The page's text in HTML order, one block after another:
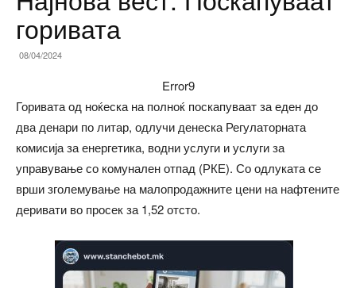
горивата
08/04/2024
Error9
Горивата од ноќеска на полноќ поскапуваат за еден до
два денари по литар, одлучи денеска Регулаторната
комисија за енергетика, водни услуги и услуги за
управување со комунален отпад (РКЕ). Со одлуката се
врши зголемување на малопродажните цени на нафтените
деривати во просек за 1,52 отсто.